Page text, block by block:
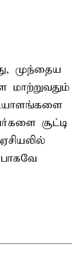
முந்தைய
மாற்றுவதும்
சூட்டி